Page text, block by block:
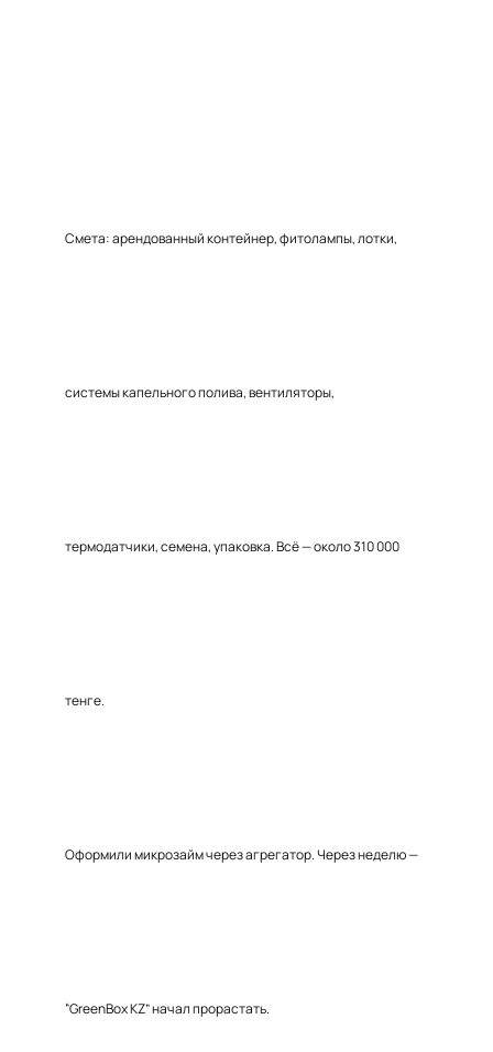
Смета: арендованный контейнер, фитолампы, лотки,
системы капельного полива, вентиляторы,
термодатчики, семена, упаковка. Всё — около 310 000
тенге.
Оформили микрозайм через агрегатор. Через неделю —
“GreenBox KZ” начал прорастать.